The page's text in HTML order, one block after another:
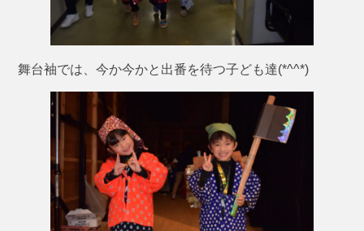
舞台袖では、今か今かと出番を待つ子ども達(*^^*)